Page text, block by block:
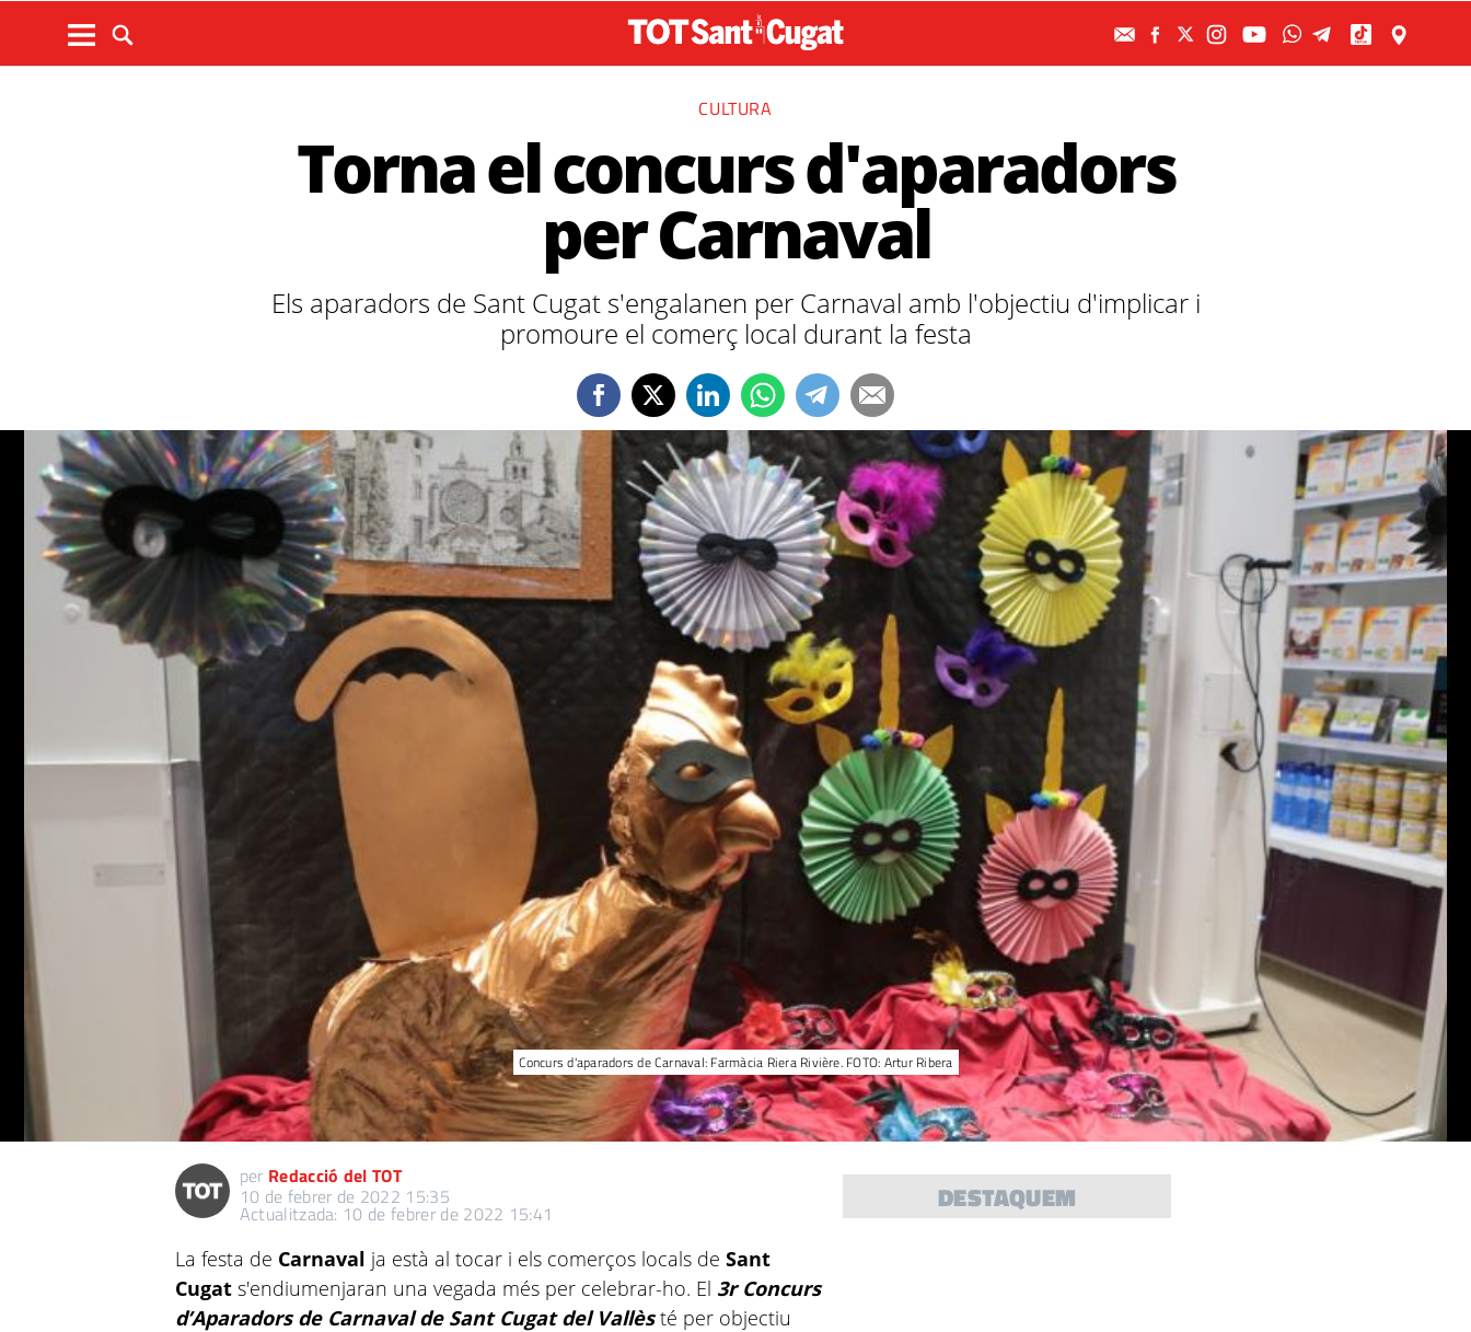
CULTURA
Torna el concurs d'aparadors
per Carnaval
Els aparadors de Sant Cugat s'engalanen per Carnaval amb l'objectiu d'implicar i
promoure el comerç local durant la festa
Concurs d'aparadors de Carnaval: Farmàcia Riera Rivière. FOTO: Artur Ribera
per Redacció del TOT
10 de febrer de 2022 15:35
Actualitzada: 10 de febrer de 2022 15:41
La festa de Carnaval ja està al tocar i els comerços locals deSant
Cugats'endiumenjaran una vegada més per celebrar-ho. El 3r Concurs
d’Aparadors de Carnaval de Sant Cugat del Vallèsté per objectiu
DESTAQUEM